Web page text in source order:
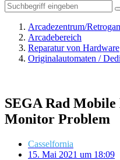
Arcadezentrum/
Arcadebereich
Reparatur von Hardware
Originalautomaten /
SEGA Rad Mobile
Monitor Problem
Casselfornia
15. Mai 2021 um 18:09